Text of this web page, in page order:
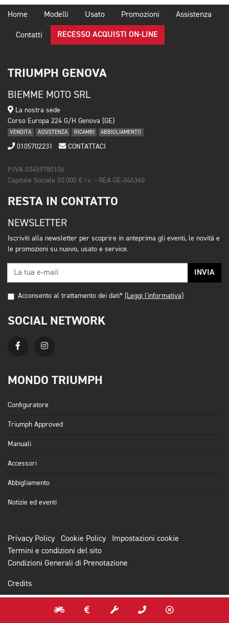
Home Modelli Usato Promozioni Assistenza
Contatti RECESSO ACQUISTI ON-LINE
TRIUMPH GENOVA
BIEMME MOTO SRL
La nostra sede
Corso Europa 224 G/H Genova (GE)
VENDITA ASSISTENZA RICAMBI ABBIGLIAMENTO
0105702231 CONTATTACI
P.IVA 03459780106
Capitale Sociale 50.000 € i.v. - REA GE-346360
RESTA IN CONTATTO
NEWSLETTER
Iscriviti alla newsletter per scoprire in anteprima gli eventi, le novità e
le promozioni su nuovo, usato e service.
INVIA
Acconsento al trattamento dei dati* (Leggi l'informativa)
SOCIAL NETWORK
MONDO TRIUMPH
Configuratore
Triumph Approved
Manuali
Accessori
Abbigliamento
Notizie ed eventi
Privacy Policy Cookie Policy
Impostazioni cookie
Termini e condizioni del sito
Condizioni Generali di Prenotazione
Credits